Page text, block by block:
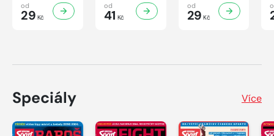
od
29 Kč
od
41 Kč
od
29 Kč
Speciály Více